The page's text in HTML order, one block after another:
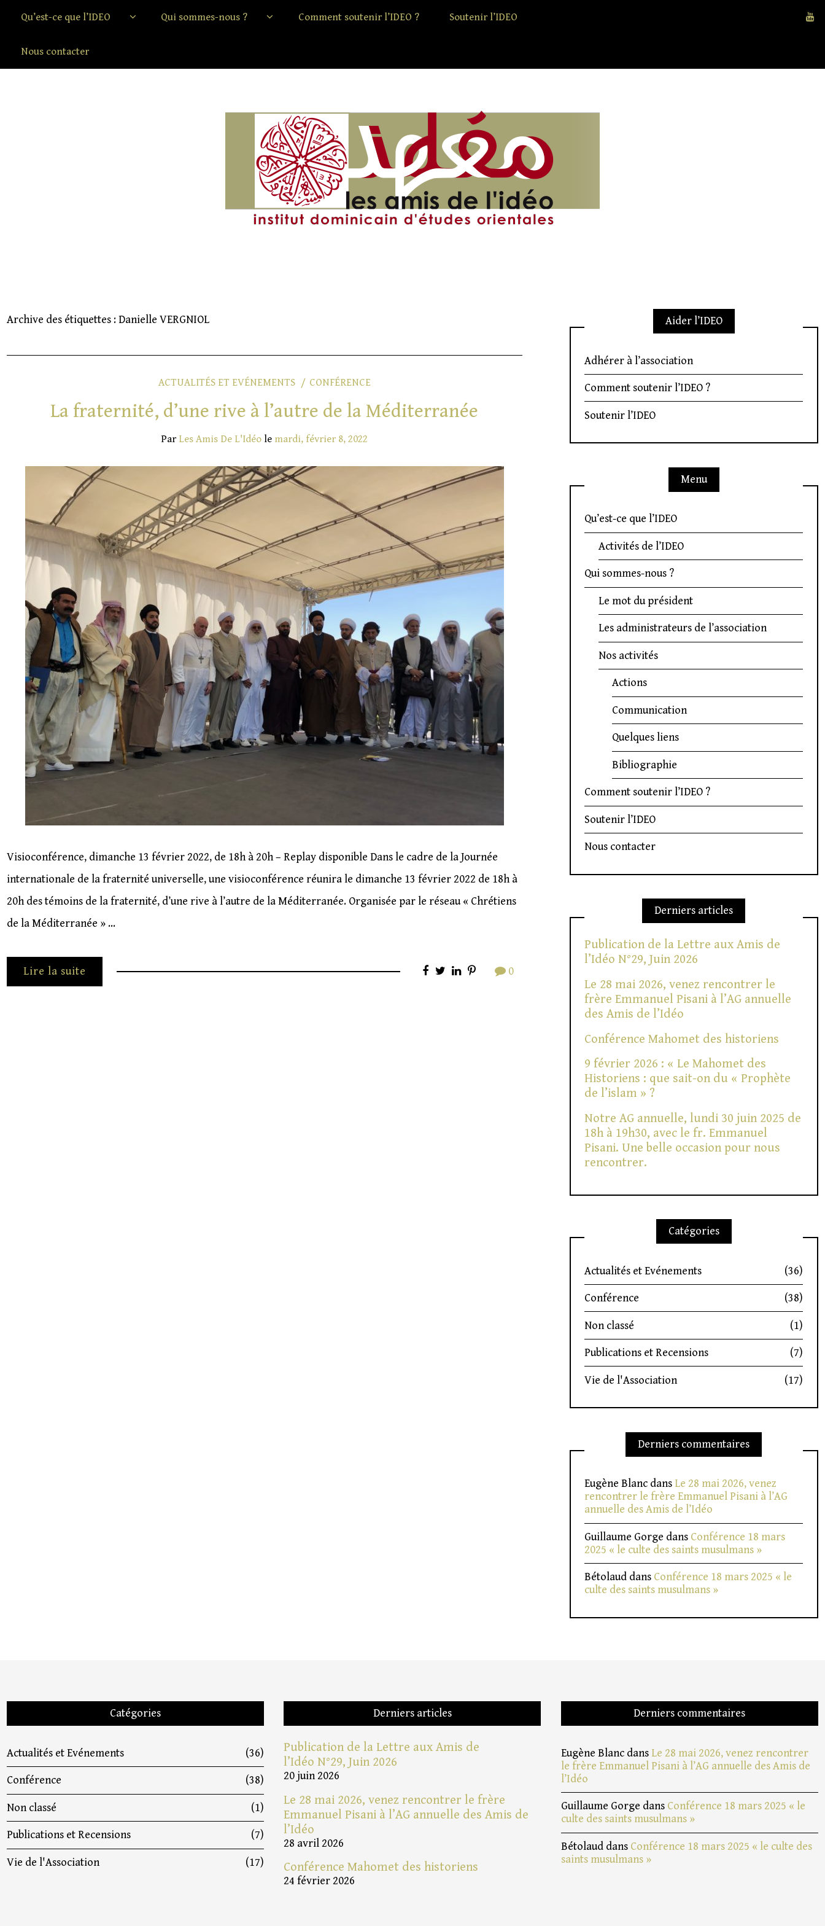
Qu’est-ce que l’IDEO Qui sommes-nous ? Comment soutenir l’IDEO ? Soutenir l’IDEO
Nous contacter
Archive des étiquettes :Danielle VERGNIOL
ACTUALITÉS ET EVÉNEMENTS CONFÉRENCE
La fraternité, d’une rive à l’autre de la Méditerranée
Par Les Amis De L'Idéo le mardi, février 8, 2022
Visioconférence, dimanche 13 février 2022, de 18h à 20h – Replay disponible Dans le cadre de la Journée
internationale de la fraternité universelle, une visioconférence réunira le dimanche 13 février 2022 de 18h à
20h des témoins de la fraternité, d’une rive à l’autre de la Méditerranée. Organisée par le réseau « Chrétiens
de la Méditerranée » …
Lire la suite 0
Aider l’IDEO
Adhérer à l’association
Comment soutenir l’IDEO ?
Soutenir l’IDEO
Menu
Qu’est-ce que l’IDEO
Activités de l’IDEO
Qui sommes-nous ?
Le mot du président
Les administrateurs de l’association
Nos activités
Actions
Communication
Quelques liens
Bibliographie
Comment soutenir l’IDEO ?
Soutenir l’IDEO
Nous contacter
Derniers articles
Publication de la Lettre aux Amis de
l’Idéo N°29, Juin 2026
Le 28 mai 2026, venez rencontrer le
frère Emmanuel Pisani à l’AG annuelle
des Amis de l’Idéo
Conférence Mahomet des historiens
9 février 2026 : « Le Mahomet des
Historiens : que sait-on du « Prophète
de l’islam » ?
Notre AG annuelle, lundi 30 juin 2025 de
18h à 19h30, avec le fr. Emmanuel
Pisani. Une belle occasion pour nous
rencontrer.
Catégories
Actualités et Evénements (36)
Conférence (38)
Non classé (1)
Publications et Recensions (7)
Vie de l'Association (17)
Derniers commentaires
Eugène Blanc dans Le 28 mai 2026, venez
rencontrer le frère Emmanuel Pisani à l’AG
annuelle des Amis de l’Idéo
Guillaume Gorge dans Conférence 18 mars
2025 « le culte des saints musulmans »
Bétolaud dans Conférence 18 mars 2025 « le
culte des saints musulmans »
Catégories
Actualités et Evénements (36)
Conférence (38)
Non classé (1)
Publications et Recensions (7)
Vie de l'Association (17)
Derniers articles
Publication de la Lettre aux Amis de
l’Idéo N°29, Juin 2026
20 juin 2026
Le 28 mai 2026, venez rencontrer le frère
Emmanuel Pisani à l’AG annuelle des Amis de
l’Idéo
28 avril 2026
Conférence Mahomet des historiens
24 février 2026
Derniers commentaires
Eugène Blancdans Le 28 mai 2026, venez rencontrer
le frère Emmanuel Pisani à l’AG annuelle des Amis de
l’Idéo
Guillaume Gorge dans Conférence 18 mars 2025 « le
culte des saints musulmans »
Bétolauddans Conférence 18 mars 2025 « le culte des
saints musulmans »